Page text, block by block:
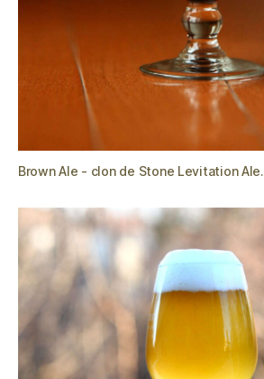
Brown Ale - clon de Stone Levitation Ale.